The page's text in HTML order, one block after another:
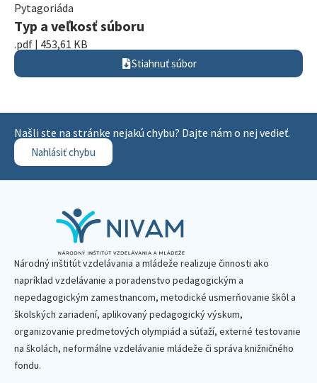
Pytagoriáda
Typ a veľkosť súboru
.pdf | 453,61 KB
Stiahnuť súbor
Našli ste na stránke nejakú chybu? Dajte nám o nej vedieť.
Nahlásiť chybu
Národný inštitút vzdelávania a mládeže realizuje činnosti ako
napríklad vzdelávanie a poradenstvo pedagogickým a
nepedagogickým zamestnancom, metodické usmerňovanie škôl a
školských zariadení, aplikovaný pedagogický výskum,
organizovanie predmetových olympiád a súťaží, externé testovanie
na školách, neformálne vzdelávanie mládeže či správa knižničného
fondu.